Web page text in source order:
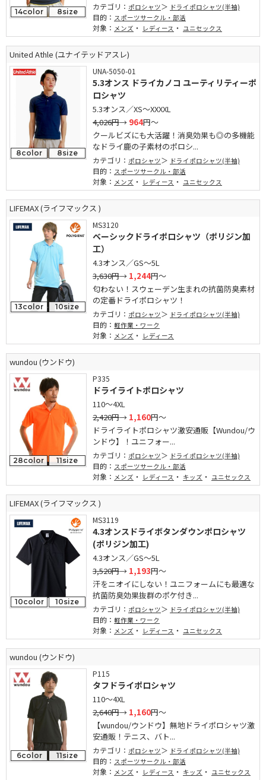
14color 8size
カテゴリ： ポロシャツ ドライポロシャツ(半袖)
目的： スポーツサークル・部活
対象： メンズ ・ レディース ・ ユニセックス
United Athle (ユナイテッドアスレ)
8color 8size
UNA-5050-01
5.3オンス ドライカノコ ユーティリティーポ
ロシャツ
5.3オンス／XS～XXXXL
4,026円→ 964円～
クールビズにも大活躍！消臭効果も◎の多機能
なドライ鹿の子素材のポロシ...
カテゴリ： ポロシャツ ドライポロシャツ(半袖)
目的： スポーツサークル・部活
対象： メンズ ・ レディース ・ ユニセックス
LIFEMAX (ライフマックス )
13color 10size
MS3120
ベーシックドライポロシャツ（ポリジン加
工）
4.3オンス／GS～5L
3,630円→ 1,244円～
匂わない！スウェーデン生まれの抗菌防臭素材
の定番ドライポロシャツ！
カテゴリ： ポロシャツ ドライポロシャツ(半袖)
目的： 軽作業・ワーク
対象： メンズ ・ レディース
wundou (ウンドウ)
28color 11size
P335
ドライライトポロシャツ
110～4XL
2,420円→ 1,160円～
ドライライトポロシャツ激安通販【Wundou/ウ
ンドウ】！ユニフォー...
カテゴリ： ポロシャツ ドライポロシャツ(半袖)
目的： スポーツサークル・部活
対象： メンズ ・ レディース ・ キッズ ・ ユニセックス
LIFEMAX (ライフマックス )
10color 10size
MS3119
4.3オンスドライボタンダウンポロシャツ
(ポリジン加工)
4.3オンス／GS～5L
3,520円→ 1,193円～
汗をニオイにしない！ユニフォームにも最適な
抗菌防臭効果抜群のポケ付き...
カテゴリ： ポロシャツ ドライポロシャツ(半袖)
目的： 軽作業・ワーク
対象： メンズ ・ レディース ・ ユニセックス
wundou (ウンドウ)
6color 11size
P115
タフドライポロシャツ
110～4XL
2,640円→ 1,160円～
【wundou/ウンドウ】無地ドライポロシャツ激
安通販！テニス、バト...
カテゴリ： ポロシャツ ドライポロシャツ(半袖)
目的： スポーツサークル・部活
対象： メンズ ・ レディース ・ キッズ ・ ユニセックス